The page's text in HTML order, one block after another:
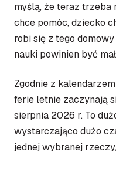
myślą, że teraz trzeba
chce pomóc, dziecko
robi się z tego
nauki powinien być
Zgodnie z
ferie letnie zaczynają
sierpnia 2026 r. To
wystarczająco dużo
jednej wybranej